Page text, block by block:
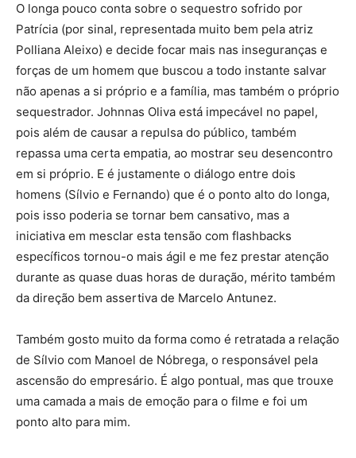
O longa pouco conta sobre o sequestro sofrido por
Patrícia (por sinal, representada muito bem pela atriz
Polliana Aleixo) e decide focar mais nas inseguranças e
forças de um homem que buscou a todo instante salvar
não apenas a si próprio e a família, mas também o próprio
sequestrador. Johnnas Oliva está impecável no papel,
pois além de causar a repulsa do público, também
repassa uma certa empatia, ao mostrar seu desencontro
em si próprio. E é justamente o diálogo entre dois
homens (Sílvio e Fernando) que é o ponto alto do longa,
pois isso poderia se tornar bem cansativo, mas a
iniciativa em mesclar esta tensão com flashbacks
específicos tornou-o mais ágil e me fez prestar atenção
durante as quase duas horas de duração, mérito também
da direção bem assertiva de Marcelo Antunez.
Também gosto muito da forma como é retratada a relação
de Sílvio com Manoel de Nóbrega, o responsável pela
ascensão do empresário. É algo pontual, mas que trouxe
uma camada a mais de emoção para o filme e foi um
ponto alto para mim.